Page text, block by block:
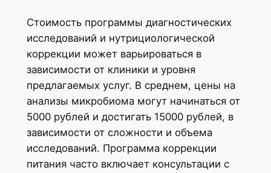
Стоимость программы диагностических
исследований и нутрициологической
коррекции может варьироваться в
зависимости от клиники и уровня
предлагаемых услуг. В среднем, цены на
анализы микробиома могут начинаться от
5000 рублей и достигать 15000 рублей, в
зависимости от сложности и объема
исследований. Программа коррекции
питания часто включает консультации с